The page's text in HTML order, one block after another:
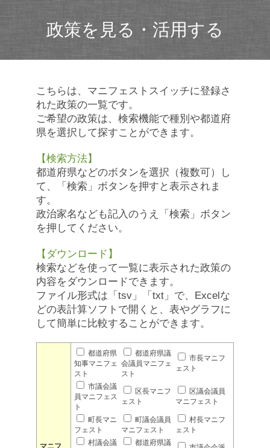
政策を見る・活用する
こちらは、マニフェストスイッチに登録さ
れた政策の一覧です。
ご希望の政策は、検索機能で種別や都道府
県を選択して探すことができます。
【検索方法】
都道府県などのボタンを選択（複数可）し
て、「検索」ボタンを押すと表示されま
す。
政治家名なども記入のうえ「検索」ボタン
を押してください。
【ダウンロード】
検索などを使って一覧に表示された政策の
内容をダウンロードできます。
ファイル形式は「tsv」「txt」で、Excelな
どの表計算ソフトで開くと、表やグラフに
して簡単に比較することができます。
マニフ
都道府県
知事マニフェ
スト
都道府県議
会議員マニフェ
スト
市長マニフ
ェスト
市議会議
員マニフェス
ト
区長マニフ
ェスト
区議会議員
マニフェスト
町長マニ
フェスト
町議会議員
マニフェスト
村長マニフ
ェスト
村議会議
都道府県議